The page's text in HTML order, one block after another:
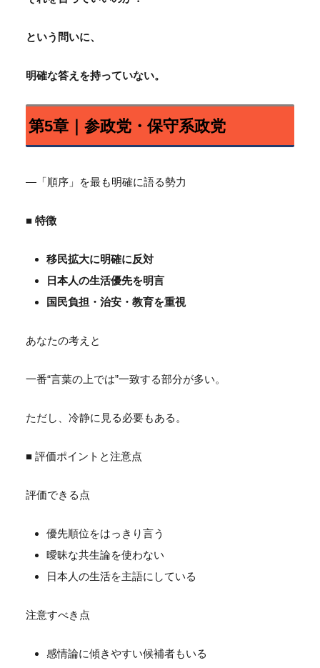
という問いに、
明確な答えを持っていない。
第5章｜参政党・保守系政党
―「順序」を最も明確に語る勢力
■ 特徴
移民拡大に明確に反対
日本人の生活優先を明言
国民負担・治安・教育を重視
あなたの考えと
一番“言葉の上では”一致する部分が多い。
ただし、冷静に見る必要もある。
■ 評価ポイントと注意点
評価できる点
優先順位をはっきり言う
曖昧な共生論を使わない
日本人の生活を主語にしている
注意すべき点
感情論に傾きやすい候補者もいる